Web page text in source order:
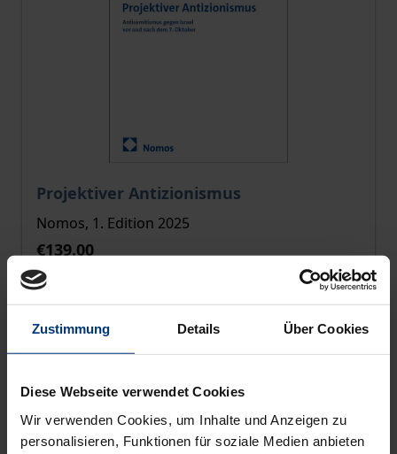
Zustimmung Details Über Cookies
Diese Webseite verwendet Cookies
Wir verwenden Cookies, um Inhalte und Anzeigen zu
personalisieren, Funktionen für soziale Medien anbieten
Projektiver Antizionismus
The price depends on the options chosen on the
Nomos, 1. Edition 2025
€139.00
incl. VAT